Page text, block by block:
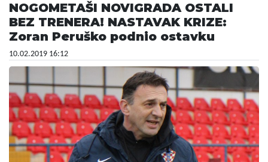
NOGOMETAŠI NOVIGRADA OSTALI
BEZ TRENERA! NASTAVAK KRIZE:
Zoran Peruško podnio ostavku
10.02.2019 16:12